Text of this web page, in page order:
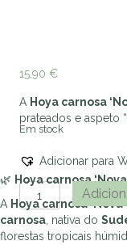
15,90 €
A Hoya carnosa
prateados e aspeto
Em stock
Adicionar para
Quantidade
de
Hoya
carnosa
🌿 Hoya carnosa
A Hoya carnosa ‘Nova
carnosa, nativa do
florestas tropicais